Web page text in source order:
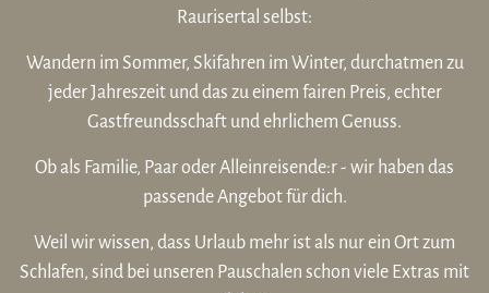
Raurisertal selbst:
Wandern im Sommer, Skifahren im Winter, durchatmen zu
jeder Jahreszeit und das zu einem fairen Preis, echter
Gastfreundsschaft und ehrlichem Genuss.
Ob als Familie, Paar oder Alleinreisende:r - wir haben das
passende Angebot für dich.
Weil wir wissen, dass Urlaub mehr ist als nur ein Ort zum
Schlafen, sind bei unseren Pauschalen schon viele Extras mit